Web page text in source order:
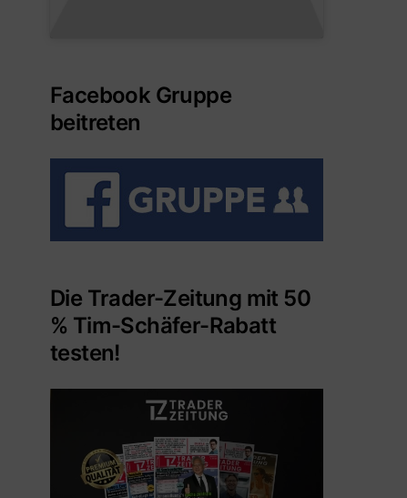
Facebook Gruppe
beitreten
Die Trader-Zeitung mit 50
% Tim-Schäfer-Rabatt
testen!